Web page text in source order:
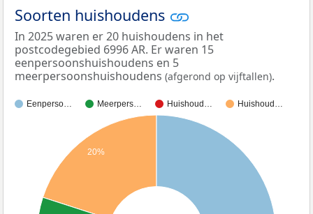
Soorten huishoudens
In 2025 waren er 20 huishoudens in het
postcodegebied 6996 AR. Er waren 15
eenpersoonshuishoudens en 5
meerpersoonshuishoudens (afgerond op vijftallen).
Eenperso… Meerpers… Huishoud… Huishoud…
20%